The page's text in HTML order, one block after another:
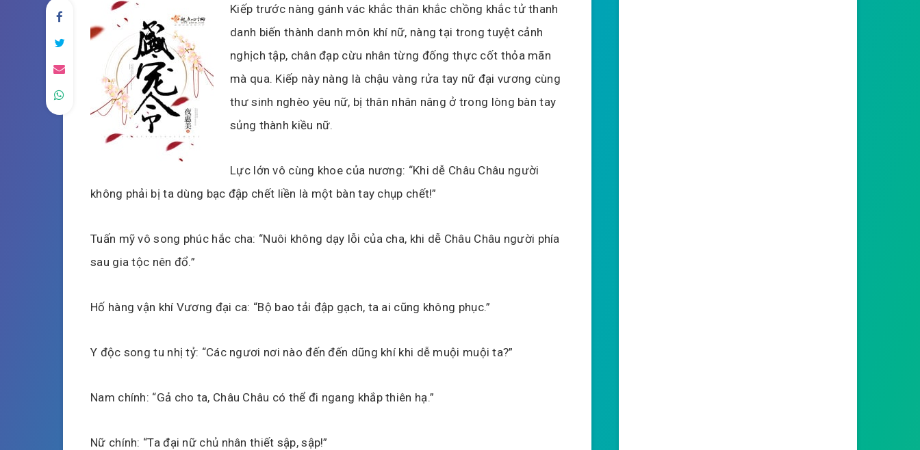
Kiếp trước nàng gánh vác khắc thân khắc chồng khắc tử thanh
danh biến thành danh môn khí nữ, nàng tại trong tuyệt cảnh
nghịch tập, chân đạp cừu nhân từng đống thực cốt thỏa mãn
mà qua. Kiếp này nàng là chậu vàng rửa tay nữ đại vương cùng
thư sinh nghèo yêu nữ, bị thân nhân nâng ở trong lòng bàn tay
sủng thành kiều nữ.
Lực lớn vô cùng khoe của nương: “Khi dễ Châu Châu người
không phải bị ta dùng bạc đập chết liền là một bàn tay chụp chết!”
Tuấn mỹ vô song phúc hắc cha: “Nuôi không dạy lỗi của cha, khi dễ Châu Châu người phía
sau gia tộc nên đổ.”
Hố hàng vận khí Vương đại ca: “Bộ bao tải đập gạch, ta ai cũng không phục.”
Y độc song tu nhị tỷ: “Các ngươi nơi nào đến đến dũng khí khi dễ muội muội ta?”
Nam chính: “Gả cho ta, Châu Châu có thể đi ngang khắp thiên hạ.”
Nữ chính: “Ta đại nữ chủ nhân thiết sập, sập!”